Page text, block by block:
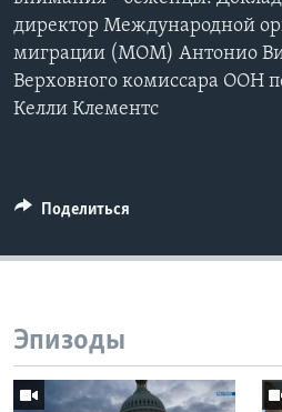
директор Международной
миграции (МОМ) Антонио
Верховного комиссара ООН
Келли Клементс
Поделиться
Эпизоды